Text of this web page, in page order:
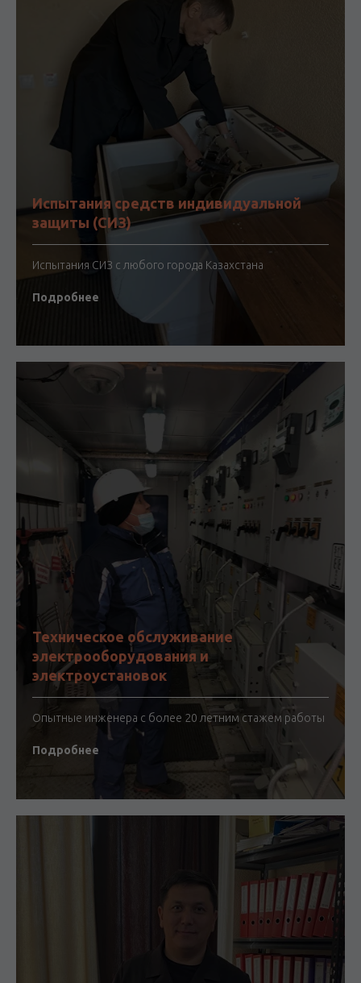
Испытания средств индивидуальной
защиты (СИЗ)
Испытания СИЗ с любого города Казахстана
Подробнее
Техническое обслуживание
электрооборудования и
электроустановок
Опытные инженера с более 20 летним стажем работы
Подробнее